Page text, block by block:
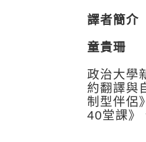
譯者簡介
童貴珊
政治大學
約翻譯與
制型伴侶
40堂課》